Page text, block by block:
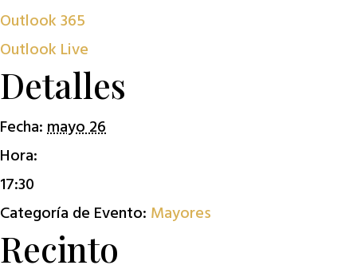
Outlook 365
Outlook Live
Detalles
Fecha:mayo 26
Hora:
17:30
Categoría de Evento: Mayores
Recinto